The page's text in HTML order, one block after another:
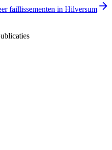
faillissementen in Hilversum